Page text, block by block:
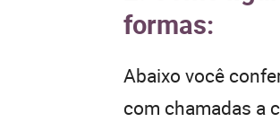
formas:
Abaixo você
com chamadas a